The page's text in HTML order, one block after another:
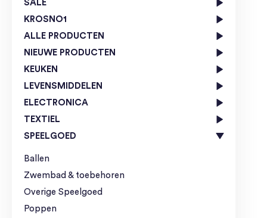
SALE
KROSNO1
ALLE PRODUCTEN
NIEUWE PRODUCTEN
KEUKEN
LEVENSMIDDELEN
ELECTRONICA
TEXTIEL
SPEELGOED
Ballen
Zwembad & toebehoren
Overige Speelgoed
Poppen